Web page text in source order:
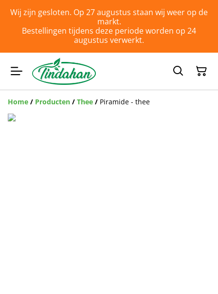
Wij zijn gesloten. Op 27 augustus staan wij weer op de
markt.
Bestellingen tijdens deze periode worden op 24
augustus verwerkt.
Home / Producten / Thee / Piramide - thee